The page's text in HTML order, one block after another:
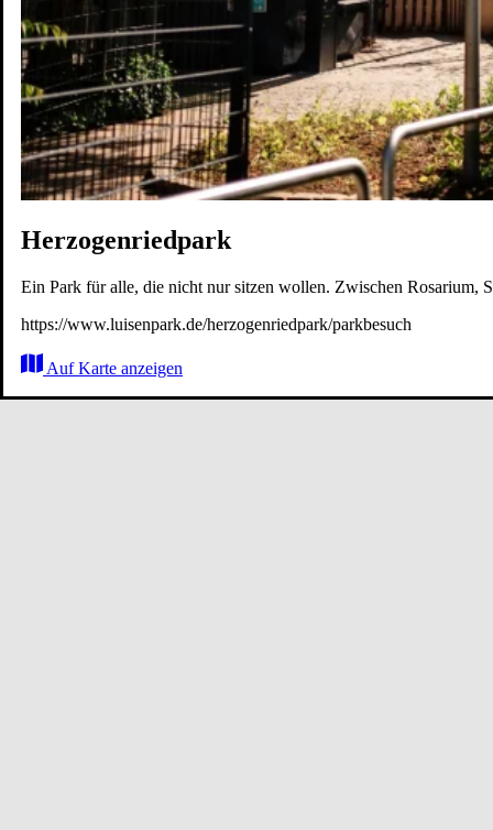
Zukunft
Karte
Herzogenriedpark
Ein Park für alle, die nicht nur sitzen wollen. Zwischen Rosarium,
https://www.luisenpark.de/herzogenriedpark/parkbesuch
Auf Karte anzeigen